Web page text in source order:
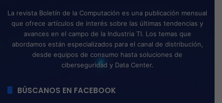
La revista Boletín de la Computación es una publicación mensual
que ofrece artículos de interés sobre las últimas tendencias y
avances en el campo de la Industria TI. Los temas que
abordamos están especializados para el canal de distribución,
desde equipos de consumo hasta soluciones de
ciberseguridad y Data Center.
BÚSCANOS EN FACEBOOK